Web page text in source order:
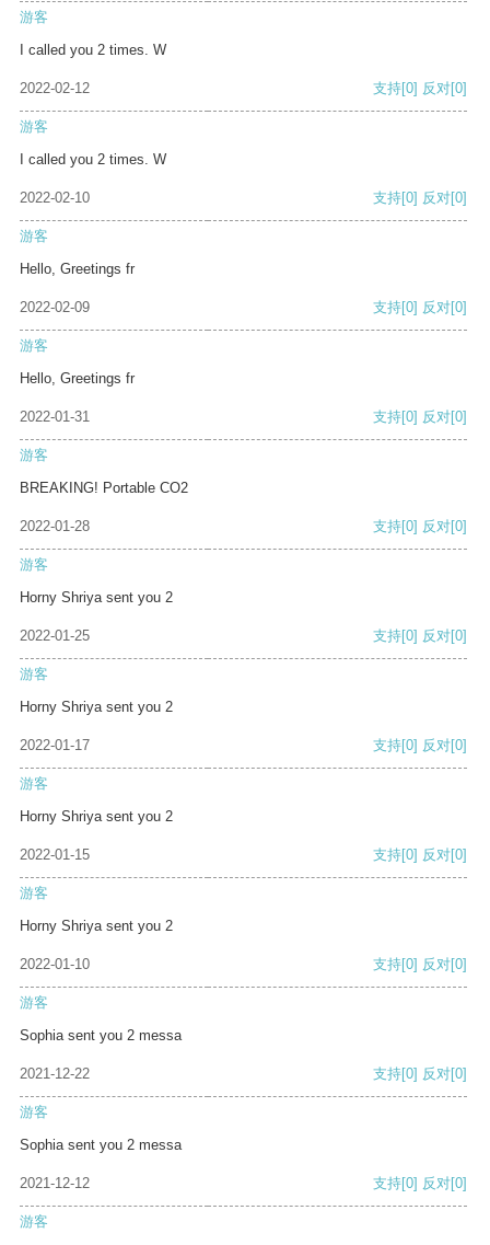
游客
I called you 2 times. W
2022-02-12 支持[0] 反对[0]
游客
I called you 2 times. W
2022-02-10 支持[0] 反对[0]
游客
Hello, Greetings fr
2022-02-09 支持[0] 反对[0]
游客
Hello, Greetings fr
2022-01-31 支持[0] 反对[0]
游客
BREAKING! Portable CO2
2022-01-28 支持[0] 反对[0]
游客
Horny Shriya sent you 2
2022-01-25 支持[0] 反对[0]
游客
Horny Shriya sent you 2
2022-01-17 支持[0] 反对[0]
游客
Horny Shriya sent you 2
2022-01-15 支持[0] 反对[0]
游客
Horny Shriya sent you 2
2022-01-10 支持[0] 反对[0]
游客
Sophia sent you 2 messa
2021-12-22 支持[0] 反对[0]
游客
Sophia sent you 2 messa
2021-12-12 支持[0] 反对[0]
游客